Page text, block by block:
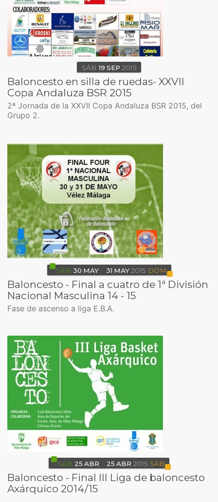
SÁB 19 SEP 2015
Baloncesto en silla de ruedas- XXVII
Copa Andaluza BSR 2015
2ª Jornada de la XXVII Copa Andaluza BSR 2015, del
Grupo 2.
SÁB 30 MAY 31 MAY 2015 DOM
Baloncesto - Final a cuatro de 1ª División
Nacional Masculina 14 - 15
Fase de ascenso a liga E.B.A.
SÁB 25 ABR 25 ABR 2015 SÁB
Baloncesto - Final III Liga de baloncesto
Axárquico 2014/15